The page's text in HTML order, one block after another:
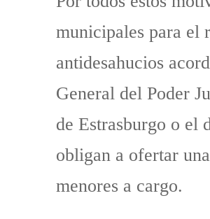
municipales para el
antidesahucios
General del Poder
de Estrasburgo o el
obligan a ofertar
menores a cargo.